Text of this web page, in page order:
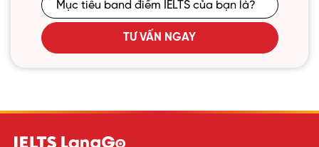
TƯ VẤN NGAY